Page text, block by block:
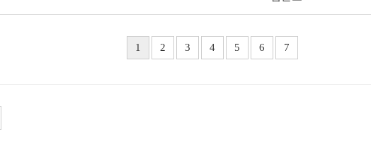
1 2 3 4 5 6 7